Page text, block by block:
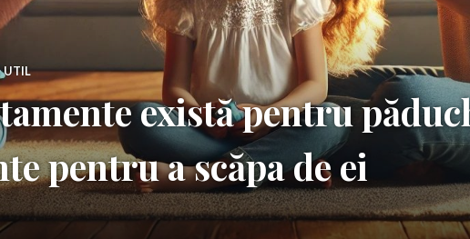
UTIL
există pentru
pentru a scăpa de ei